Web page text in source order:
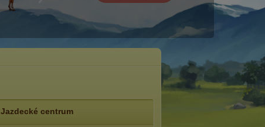
Jazdecké centrum